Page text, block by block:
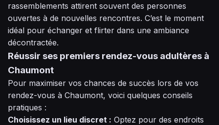
rassemblements attirent souvent des personnes
ouvertes à de nouvelles rencontres. C’est le moment
idéal pour échanger et flirter dans une ambiance
décontractée.
Réussir ses premiers rendez-vous adultères à
Chaumont
Pour maximiser vos chances de succès lors de vos
rendez-vous à Chaumont, voici quelques conseils
pratiques :
Choisissez un lieu discret : Optez pour des endroits